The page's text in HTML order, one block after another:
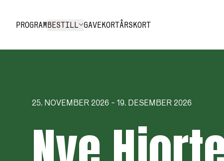
PROGRAMBESTILL GAVEKORTÅRSKORT
25. NOVEMBER 2026 - 19. DESEMBER 2026